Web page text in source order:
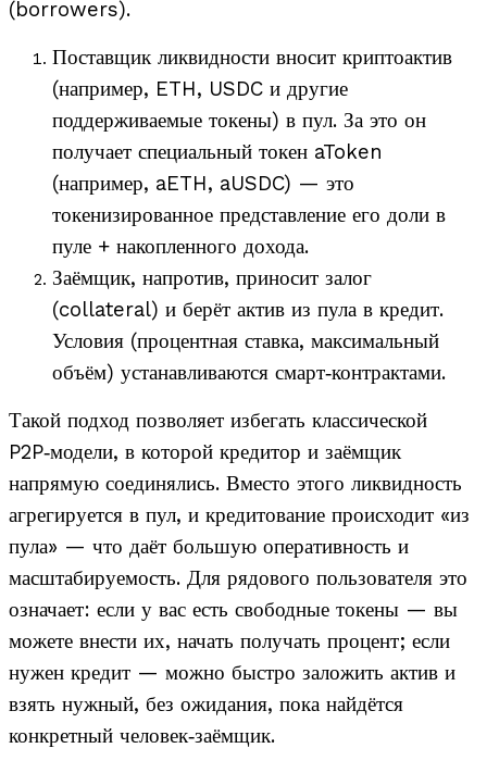
(borrowers).
Поставщик ликвидности вносит криптоактив
(например, ETH, USDC и другие
поддерживаемые токены) в пул. За это он
получает специальный токен aToken
(например, aETH, aUSDC) — это
токенизированное представление его доли в
пуле + накопленного дохода.
Заёмщик, напротив, приносит залог
(collateral) и берёт актив из пула в кредит.
Условия (процентная ставка, максимальный
объём) устанавливаются смарт‑контрактами.
Такой подход позволяет избегать классической
P2P‑модели, в которой кредитор и заёмщик
напрямую соединялись. Вместо этого ликвидность
агрегируется в пул, и кредитование происходит «из
пула» — что даёт большую оперативность и
масштабируемость. Для рядового пользователя это
означает: если у вас есть свободные токены — вы
можете внести их, начать получать процент; если
нужен кредит — можно быстро заложить актив и
взять нужный, без ожидания, пока найдётся
конкретный человек‑заёмщик.